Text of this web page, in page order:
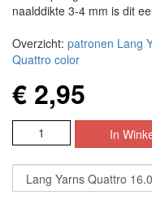
naalddikte 3-4 mm is dit
Overzicht: patronen Lang
Quattro color
€ 2,95